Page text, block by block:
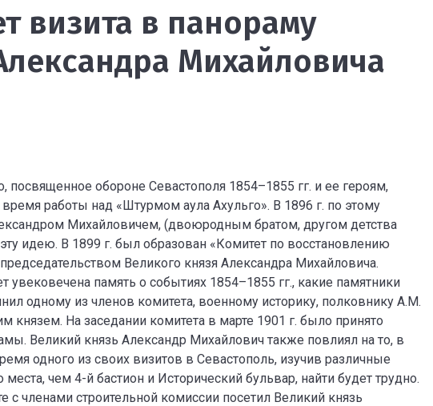
визита в панораму
Михайловича
посвященное обороне Севастополя 1854–1855 гг. и ее героям,
работы над «Штурмом аула Ахульго». В 1896 г. по этому
Михайловичем, (двоюродным братом, другом детства
идею. В 1899 г. был образован «Комитет по восстановлению
Великого князя Александра Михайловича.
увековечена память о событиях 1854–1855 гг., какие памятники
одному из членов комитета, военному историку, полковнику А.М.
князем. На заседании комитета в марте 1901 г. было принято
Великий князь Александр Михайлович также повлиял на то, в
одного из своих визитов в Севастополь, изучив различные
чем 4-й бастион и Исторический бульвар, найти будет трудно.
с членами строительной комиссии посетил Великий князь